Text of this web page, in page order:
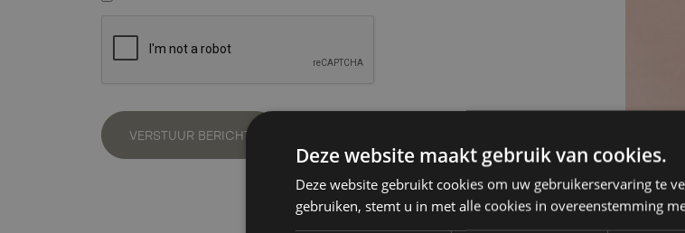
Deze website maakt gebruik van cookies.
Deze website gebruikt cookies om uw gebruikerservaring te
gebruiken, stemt u in met alle cookies in overeenstemming